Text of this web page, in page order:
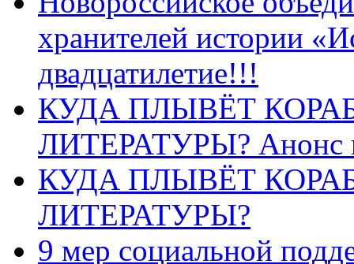
хранителей истории
двадцатилетие!!!
КУДА ПЛЫВЁТ
ЛИТЕРАТУРЫ? Анонс
КУДА ПЛЫВЁТ
ЛИТЕРАТУРЫ?
9 мер социальной